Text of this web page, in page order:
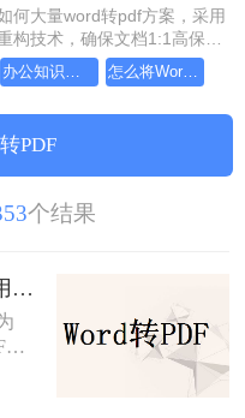
何大量word转pdf方案，采用
构技术，确保文档1:1高保真
乱码。支持一键批量处理，
密保障隐私安全。助您快速
办公知识科普指南，word转换成pdf的操作方法 怎么将Word转pdf格式，实用的方法来了
PDF
个结果
word怎么转换成pdf？四种实用方法对比与实操指南（附详细表格）！
格